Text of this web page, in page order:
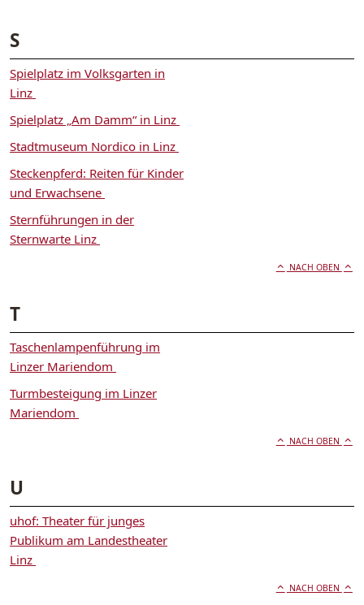
S
Spielplatz im Volksgarten in
Linz
Spielplatz „Am Damm“ in Linz
Stadtmuseum Nordico in Linz
Steckenpferd: Reiten für Kinder
und Erwachsene
Sternführungen in der
Sternwarte Linz
NACH OBEN
T
Taschenlampenführung im
Linzer Mariendom
Turmbesteigung im Linzer
Mariendom
NACH OBEN
U
uhof: Theater für junges
Publikum am Landestheater
Linz
NACH OBEN